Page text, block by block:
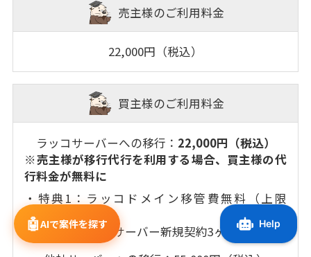
売主様のご利用料金
22,000円（税込）
買主様のご利用料金
ラッコサーバーへの移行： 22,000円（税込）
※売主様が移行代行を利用する場合、買主様の代
行料金が無料に
・特典1：ラッコドメイン移管費無料（上限
10,000円）
・特典2：ラッコサーバー新規契約3ヶ月無料
🤖AIで案件を探す